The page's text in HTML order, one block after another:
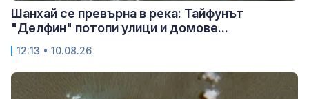
Шанхай се превърна в река: Тайфунът
"Делфин" потопи улици и домове...
12:13 • 10.08.26